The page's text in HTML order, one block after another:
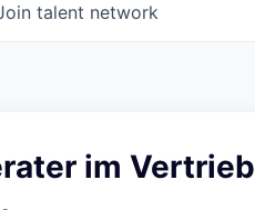
talent network
im Vertrieb